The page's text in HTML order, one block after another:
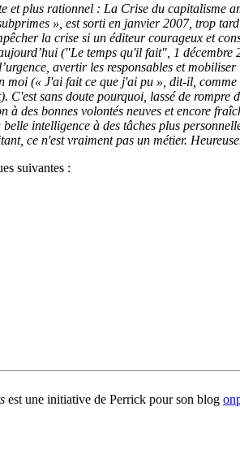
et plus rationnel : La Crise du capitalisme
», est sorti en janvier 2007, trop
la crise si un éditeur courageux et
("Le temps qu'il fait", 1 décembre
avertir les responsables et
moi (« J'ai fait ce que j'ai pu », dit-il, comme
C'est sans doute pourquoi, lassé de rompre
à des bonnes volontés neuves et encore
intelligence à des tâches plus
ce n'est vraiment pas un métier.
suivantes :
est une initiative de Perrick pour son blog